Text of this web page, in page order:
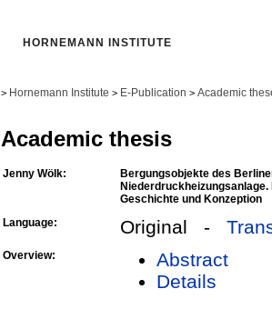
HORNEMANN INSTITUTE
> Hornemann Institute > E-Publication > Academic
Academic thesis
Jenny Wölk:
Bergungsobjekte des
Niederdruckheizungsanlage.
Geschichte und Konzeption
Language:
Original -
Overview:
Abstract
Details